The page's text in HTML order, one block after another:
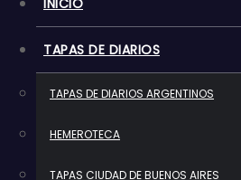
INICIO
TAPAS DE DIARIOS
TAPAS DE DIARIOS ARGENTINOS
HEMEROTECA
TAPAS CIUDAD DE BUENOS AIRES